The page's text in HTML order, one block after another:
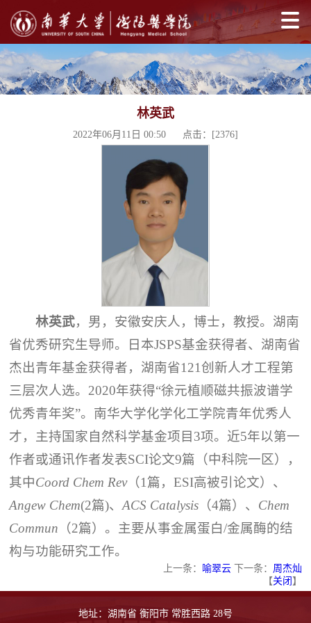
林英武
2022年06月11日 00:50 点击：[2376]
林英武，男，安徽安庆人，博士，教授。湖南
省优秀研究生导师。日本JSPS基金获得者、湖南省
杰出青年基金获得者，湖南省121创新人才工程第
三层次人选。2020年获得“徐元植顺磁共振波谱学
优秀青年奖”。南华大学化学化工学院青年优秀人
才，主持国家自然科学基金项目3项。近5年以第一
作者或通讯作者发表SCI论文9篇（中科院一区），
其中Coord Chem Rev（1篇，ESI高被引论文）、
Angew Chem(2篇)、ACS Catalysis （4篇）、 Chem
Commun （2篇）。主要从事金属蛋白/金属酶的结
构与功能研究工作。
上一条： 喻翠云下一条： 周杰灿
【关闭 】
地址：湖南省 衡阳市 常胜西路 28号